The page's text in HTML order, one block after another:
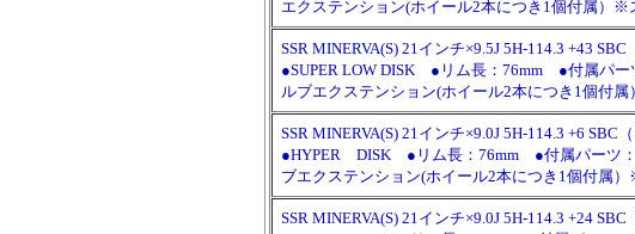
エクステンション(ホイール2本につき1個付属）※
SSR MINERVA(S) 21インチ×9.5J 5H-114.3 +43 SBC
●SUPER LOW DISK ●リム長：76mm ●付属パー
ルブエクステンション(ホイール2本につき1個付
SSR MINERVA(S) 21インチ×9.0J 5H-114.3 +6 SBC
●HYPER DISK ●リム長：76mm ●付属パーツ：
ブエクステンション(ホイール2本につき1個付属
SSR MINERVA(S) 21インチ×9.0J 5H-114.3 +24 SBC